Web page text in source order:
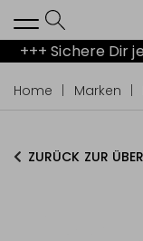
+++ Sichere Dir
Home Marken
ZURÜCK ZUR